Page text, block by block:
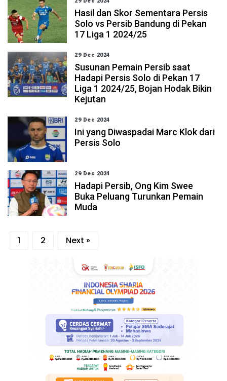
Hasil dan Skor Sementara Persis
Solo vs Persib Bandung di Pekan
17 Liga 1 2024/25
29 Dec 2024
Susunan Pemain Persib saat
Hadapi Persis Solo di Pekan 17
Liga 1 2024/25, Bojan Hodak Bikin
Kejutan
29 Dec 2024
Ini yang Diwaspadai Marc Klok dari
Persis Solo
29 Dec 2024
Hadapi Persib, Ong Kim Swee
Buka Peluang Turunkan Pemain
Muda
1 2 Next »